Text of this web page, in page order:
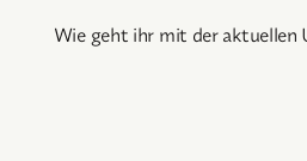
Wie geht ihr mit der aktuellen